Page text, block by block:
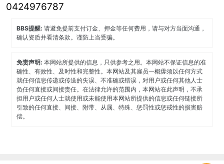
0424976787
BBS提醒:请避免提前支付订金、押金等任何费用，请与对方当面沟通，
确认资质并看清条款。谨防上当受骗。
免责声明:本网站所提供的信息，只供参考之用。本网站不保证信息的准
确性、有效性、及时性和完整性。本网站及其雇员一概毋须以任何方式
就任何信息传递或传送的失误、不准确或错误，对用户或任何其他人士
负任何直接或间接责任。在法律允许的范围内，本网站在此声明，不承
担用户或任何人士就使用或未能使用本网站所提供的信息或任何链接所
引致的任何直接、间接、附带、从属、特殊、惩罚性或惩戒性的损害赔
偿。